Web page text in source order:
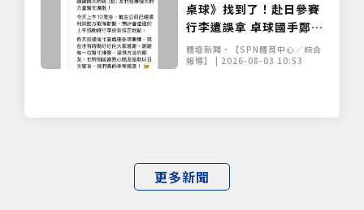
更多新聞
桌球》找到了！赴日參賽
行李遭誤拿 卓球國手鄭怡
靜比賽裝備已順利尋回
體壇新聞•【SPN體育中心／綜合
報導】 | 2026-08-03 10:53